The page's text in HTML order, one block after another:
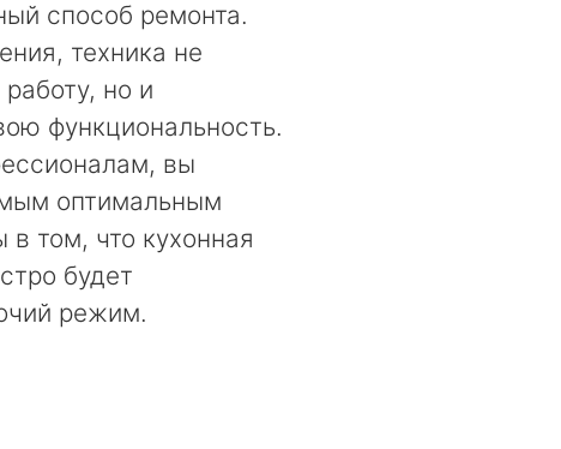
способ ремонта.
техника не
но и
функциональность.
вы
оптимальным
том, что кухонная
будет
режим.